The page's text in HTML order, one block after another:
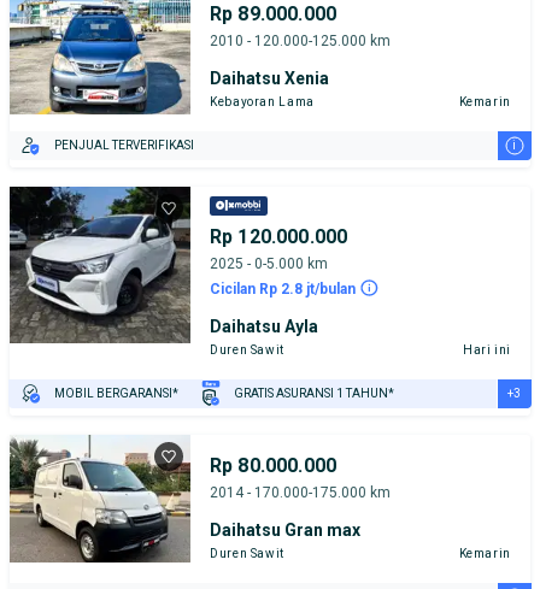
Rp 89.000.000
2010 - 120.000-125.000 km
Daihatsu Xenia
Kebayoran Lama Kemarin
PENJUAL TERVERIFIKASI i
Rp 120.000.000
2025 - 0-5.000 km
Cicilan Rp 2.8 jt/bulan
Daihatsu Ayla
Duren Sawit Hari ini
MOBIL BERGARANSI* GRATIS ASURANSI 1 TAHUN*
PENJUAL TERVERIFIKASI
+3
Rp 80.000.000
2014 - 170.000-175.000 km
Daihatsu Gran max
Duren Sawit Kemarin